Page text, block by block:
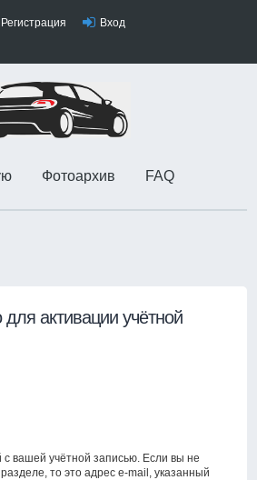
Регистрация Вход
Фотоархив FAQ
активации учётной
вашей учётной записью. Если вы не
то это адрес e-mail, указанный